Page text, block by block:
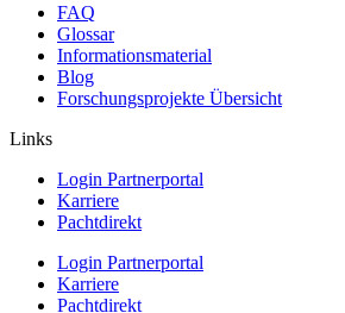
FAQ
Glossar
Informationsmaterial
Blog
Forschungsprojekte Übersicht
Links
Login Partnerportal
Karriere
Pachtdirekt
Login Partnerportal
Karriere
Pachtdirekt